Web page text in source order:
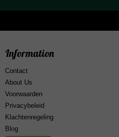
Information
Contact
About Us
Voorwaarden
Privacybeleid
Klachtenregeling
Blog